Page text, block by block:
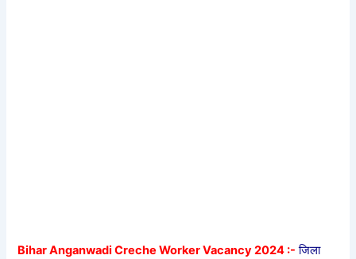
Bihar Anganwadi Creche Worker Vacancy 2024 :- जिला